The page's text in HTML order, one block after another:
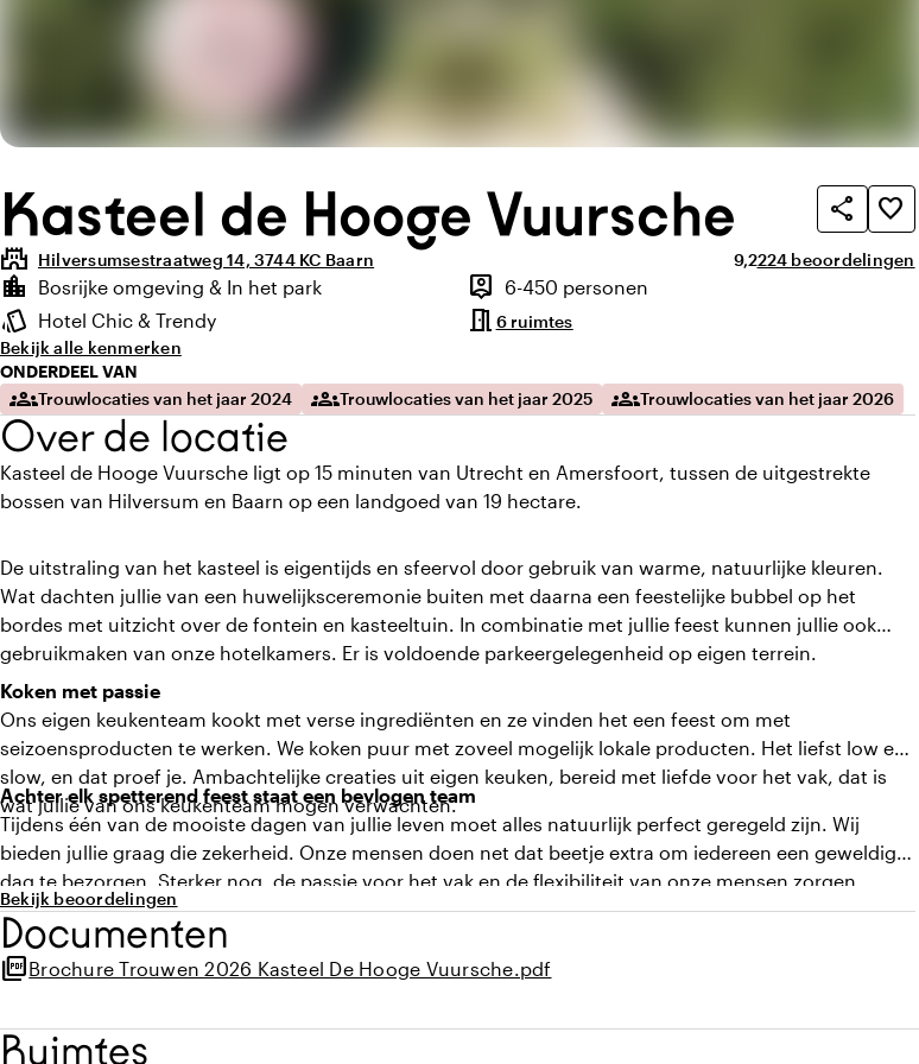
Kasteel de Hooge Vuursche share
favorite_border
castle Hilversumsestraatweg 14, 3744 KC Baarn Gemiddelde
9,2Aantal
224 beoordelingen
Highlights
location_city
Locatie en omgeving
Bosrijke omgeving & In het park person_pin
Capaciteit
6-450 personen
style
Sfeer en uitstraling
Hotel Chic & Trendy meeting_room 6 ruimtes
Bekijk alle kenmerken
ONDERDEEL VAN
groupsTrouwlocaties van het jaar 2024 groupsTrouwlocaties van het jaar 2025 groupsTrouwlocaties van het jaar 2026
Over de locatie
Kasteel de Hooge Vuursche ligt op 15 minuten van Utrecht en Amersfoort, tussen de uitgestrekte
bossen van Hilversum en Baarn op een landgoed van 19 hectare.
De uitstraling van het kasteel is eigentijds en sfeervol door gebruik van warme, natuurlijke kleuren.
Wat dachten jullie van een huwelijksceremonie buiten met daarna een feestelijke bubbel op het
bordes met uitzicht over de fontein en kasteeltuin. In combinatie met jullie feest kunnen jullie ook
gebruikmaken van onze hotelkamers. Er is voldoende parkeergelegenheid op eigen terrein.
Koken met passie
Ons eigen keukenteam kookt met verse ingrediënten en ze vinden het een feest om met
seizoensproducten te werken. We koken puur met zoveel mogelijk lokale producten. Het liefst low en
slow, en dat proef je. Ambachtelijke creaties uit eigen keuken, bereid met liefde voor het vak, dat is
wat jullie van ons keukenteam mogen verwachten.
Achter elk spetterend feest staat een bevlogen team
Tijdens één van de mooiste dagen van jullie leven moet alles natuurlijk perfect geregeld zijn. Wij
bieden jullie graag die zekerheid. Onze mensen doen net dat beetje extra om iedereen een geweldige
dag te bezorgen. Sterker nog, de passie voor het vak en de flexibiliteit van onze mensen zorgen
ervoor dat jullie bruiloft onvergetelijk wordt, zodat jullie en jullie gasten voor 100% kunnen genieten
van het feest. Dat is het verschil dat wij maken.
Bekijk beoordelingen
Documenten
picture_as_pdfBrochure Trouwen 2026 Kasteel De Hooge Vuursche.pdf
Ruimtes